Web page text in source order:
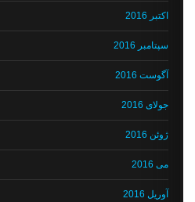
اکتبر 2016
سپتامبر 2016
آگوست 2016
جولای 2016
ژوئن 2016
می 2016
آوریل 2016